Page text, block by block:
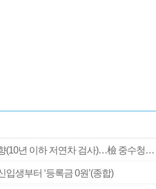
검사 신분 버리고 직급하향(10년 이하 저연차 검사)…檢 중수청행 기피
생부터 ‘등록금 0원’(종합)